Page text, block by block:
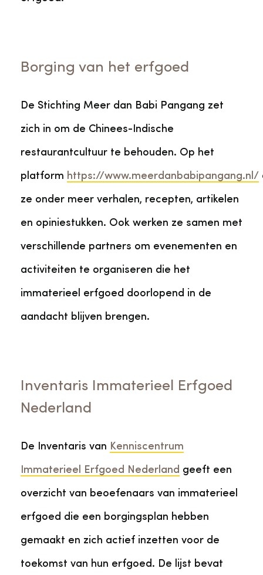
Borging van het erfgoed
De Stichting Meer dan Babi Pangang zet
zich in om de Chinees-Indische
restaurantcultuur te behouden. Op het
platform https://www.meerdanbabipangang.nl/
ze onder meer verhalen, recepten, artikelen
en opiniestukken. Ook werken ze samen met
verschillende partners om evenementen en
activiteiten te organiseren die het
immaterieel erfgoed doorlopend in de
aandacht blijven brengen.
Inventaris Immaterieel Erfgoed
Nederland
De Inventaris van Kenniscentrum
Immaterieel Erfgoed Nederland geeft een
overzicht van beoefenaars van immaterieel
erfgoed die een borgingsplan hebben
gemaakt en zich actief inzetten voor de
toekomst van hun erfgoed. De lijst bevat